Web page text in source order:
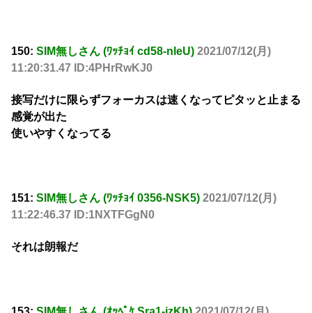
150: SIM無しさん (ﾜｯﾁｮｲ cd58-nleU) 2021/07/12(月)
11:20:31.47 ID:4PHrRwKJ0
接写だけに限らずフォーカスは速くなってピタッと止まる
感覚が出た
使いやすくなってる
151: SIM無しさん (ﾜｯﾁｮｲ 0356-NSK5) 2021/07/12(月)
11:22:46.37 ID:1NXTFGgN0
それは朗報だ